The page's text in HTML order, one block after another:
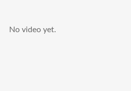
No video yet.